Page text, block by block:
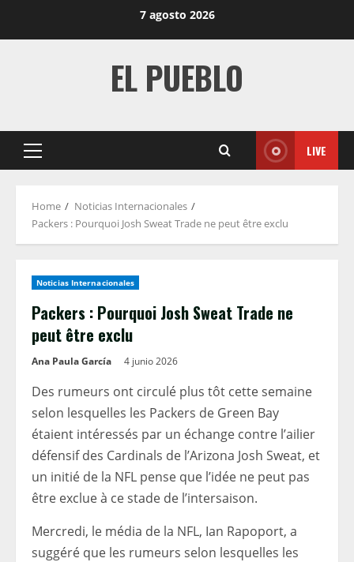
7 agosto 2026
EL PUEBLO
Primary
LIVE
Home
Noticias Internacionales
Packers : Pourquoi Josh Sweat Trade ne peut être exclu
Noticias Internacionales
Packers : Pourquoi Josh Sweat Trade ne
peut être exclu
Ana Paula García 4 junio 2026
Des rumeurs ont circulé plus tôt cette semaine
selon lesquelles les Packers de Green Bay
étaient intéressés par un échange contre l’ailier
défensif des Cardinals de l’Arizona Josh Sweat, et
un initié de la NFL pense que l’idée ne peut pas
être exclue à ce stade de l’intersaison.
Mercredi, le média de la NFL, Ian Rapoport, a
suggéré que les rumeurs selon lesquelles les